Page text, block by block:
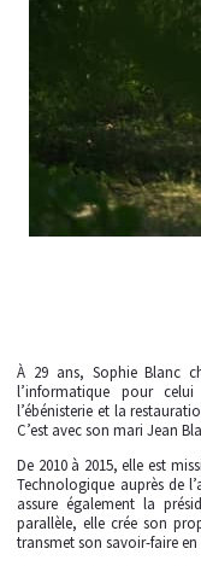
À 29 ans, Sophie Blanc
l’informatique pour
l’ébénisterie et la
C’est avec son mari Jean
De 2010 à 2015, elle est
Technologique auprès de
assure également la
parallèle, elle crée son
transmet son savoir-faire en